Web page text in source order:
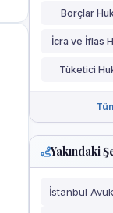
Borçlar
İcra ve İflas
Tüketici
Yakındaki
İstanbul